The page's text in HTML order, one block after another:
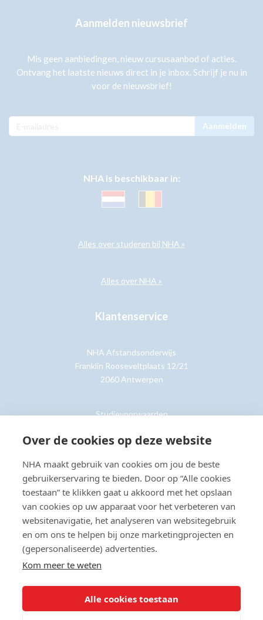
Over de cookies op deze website
NHA maakt gebruik van cookies om jou de beste
gebruikerservaring te bieden. Door op “Alle cookies
toestaan” te klikken gaat u akkoord met het opslaan
van cookies op uw apparaat voor het verbeteren van
websitenavigatie, het analyseren van websitegebruik
en om ons te helpen bij onze marketingprojecten en
(gepersonaliseerde) advertenties.
Kom meer te weten
Alle cookies toestaan
Aanmelden nieuwsbrief
Mis geen aanbiedingen, nieuw cursusaanbod of acties.
Ontvang het laatste nieuws direct in je inbox. Schrijf je nu in
voor de nieuwsbrief!
Aanmelden
NHA is beschikbaar in:
Alles over studeren bij NHA »
Alles over NHA »
Klantenservice
NHA Afstandsonderwijs
Franklin Rooseveltplaats 12/21
2060 Antwerpen
Studievoorwaarden
Klantenservice »
© Copyright 2026 NHA Privacy- en cookieverklaring
Sitemap
Toegankelijkheidsverklaring